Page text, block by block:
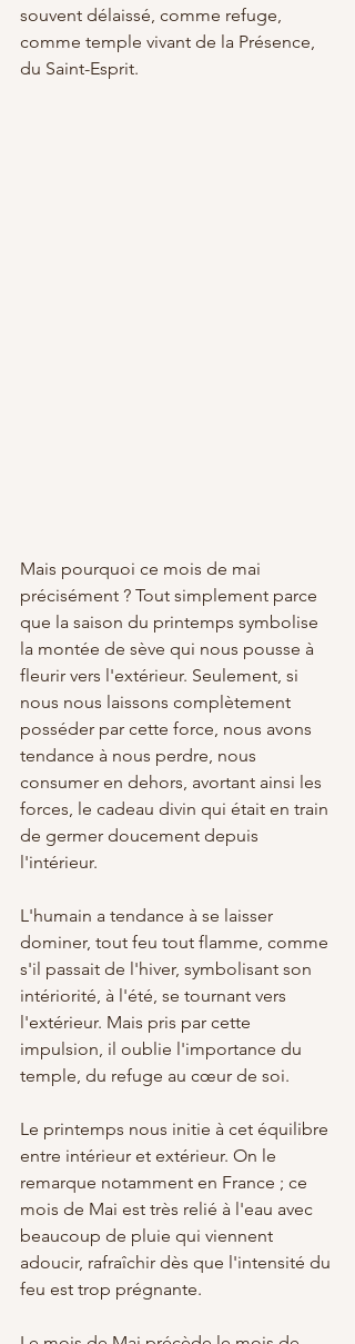
souvent délaissé, comme refuge,
comme temple vivant de la Présence,
du Saint-Esprit.
Mais pourquoi ce mois de mai
précisément ? Tout simplement parce
que la saison du printemps symbolise
la montée de sève qui nous pousse à
fleurir vers l'extérieur. Seulement, si
nous nous laissons complètement
posséder par cette force, nous avons
tendance à nous perdre, nous
consumer en dehors, avortant ainsi les
forces, le cadeau divin qui était en train
de germer doucement depuis
l'intérieur.
L'humain a tendance à se laisser
dominer, tout feu tout flamme, comme
s'il passait de l'hiver, symbolisant son
intériorité, à l'été, se tournant vers
l'extérieur. Mais pris par cette
impulsion, il oublie l'importance du
temple, du refuge au cœur de soi.
Le printemps nous initie à cet équilibre
entre intérieur et extérieur. On le
remarque notamment en France ; ce
mois de Mai est très relié à l'eau avec
beaucoup de pluie qui viennent
adoucir, rafraîchir dès que l'intensité du
feu est trop prégnante.